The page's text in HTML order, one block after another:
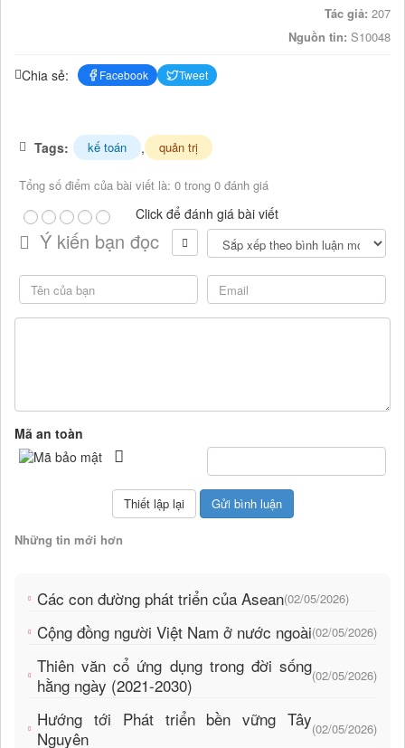
Tác giả: 207
Nguồn tin: S10048
Chia sẻ: Facebook Tweet
Tags: kế toán , quản trị
Tổng số điểm của bài viết là: 0 trong 0 đánh giá
Click để đánh giá bài viết
Ý kiến bạn đọc
Mã an toàn
Những tin mới hơn
Các con đường phát triển của Asean(02/05/2026)
Cộng đồng người Việt Nam ở nước ngoài(02/05/2026)
Thiên văn cổ ứng dụng trong đời sống
hằng ngày (2021-2030)
(02/05/2026)
Hướng tới Phát triển bền vững Tây
Nguyên
(02/05/2026)